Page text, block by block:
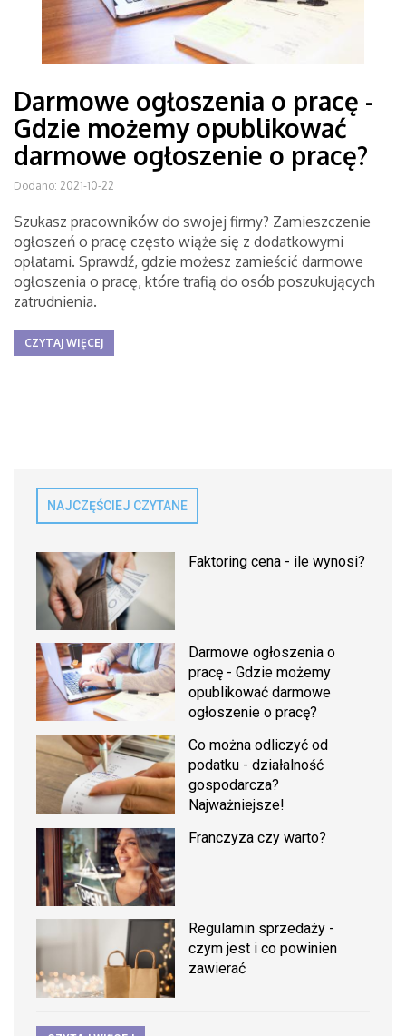
Darmowe ogłoszenia o pracę -
Gdzie możemy opublikować
darmowe ogłoszenie o pracę?
Dodano: 2021-10-22
Szukasz pracowników do swojej firmy? Zamieszczenie
ogłoszeń o pracę często wiąże się z dodatkowymi
opłatami. Sprawdź, gdzie możesz zamieścić darmowe
ogłoszenia o pracę, które trafią do osób poszukujących
zatrudnienia.
CZYTAJ WIĘCEJ
NAJCZĘŚCIEJ CZYTANE
Faktoring cena - ile wynosi?
Darmowe ogłoszenia o
pracę - Gdzie możemy
opublikować darmowe
ogłoszenie o pracę?
Co można odliczyć od
podatku - działalność
gospodarcza?
Najważniejsze!
Franczyza czy warto?
Regulamin sprzedaży -
czym jest i co powinien
zawierać